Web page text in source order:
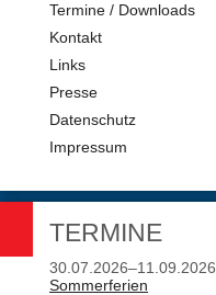
Termine / Downloads
Kontakt
Links
Presse
Datenschutz
Impressum
TERMINE
30.07.2026–11.09.2026
Sommerferien